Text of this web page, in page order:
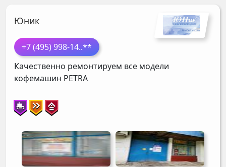
Юник
+7 (495) 998-14..**
Качественно ремонтируем все модели
кофемашин PETRA